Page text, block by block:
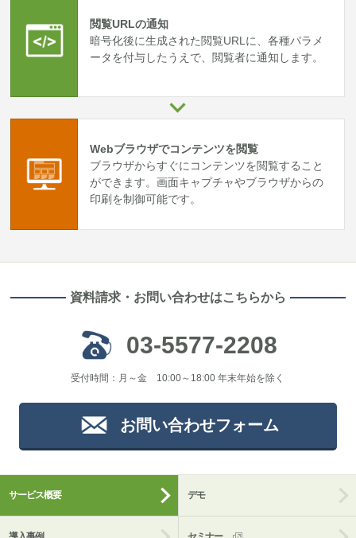
閲覧URLの通知
暗号化後に生成された閲覧URLに、各種パラメ
ータを付与したうえで、閲覧者に通知します。
Webブラウザでコンテンツを閲覧
ブラウザからすぐにコンテンツを閲覧すること
ができます。画面キャプチャやブラウザからの
印刷を制御可能です。
資料請求・お問い合わせはこちらから
03-5577-2208
受付時間：月～金 10:00～18:00 年末年始を除く
お問い合わせフォーム
サービス概要 デモ